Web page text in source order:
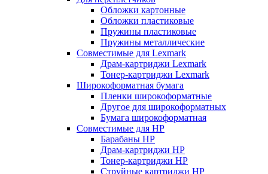
Обложки картонные
Обложки пластиковые
Пружины пластиковые
Пружины металлические
Совместимые для Lexmark
Драм-картриджи Lexmark
Тонер-картриджи Lexmark
Широкоформатная бумага
Пленки широкоформатные
Другое для широкоформатных
Бумага широкоформатная
Совместимые для HP
Барабаны HP
Драм-картриджи HP
Тонер-картриджи HP
Струйные картриджи HP